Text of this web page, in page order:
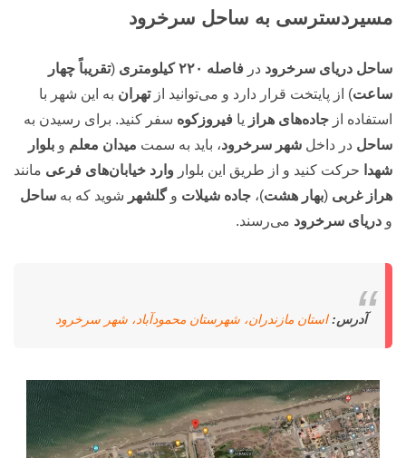
مسیردسترسی به ساحل سرخرود
ساحل دریای سرخرود در فاصله ۲۲۰ کیلومتری (تقریباً چهار
ساعت) از پایتخت قرار دارد و می‌توانید ازتهران به این شهر با
استفاده از جاده‌های هراز یا فیروزکوه سفر کنید. برای رسیدن به
ساحل در داخل شهر سرخرود، باید به سمت میدان معلم و بلوار
شهدا حرکت کنید و از طریق این بلوار وارد خیابان‌های فرعی مانند
هراز غربی (بهار هشت)، جاده شیلات وگلشهر شوید که به ساحل
و دریای سرخرود می‌رسند.
آدرس: استان مازندران، شهرستان محمودآباد، شهر سرخرود